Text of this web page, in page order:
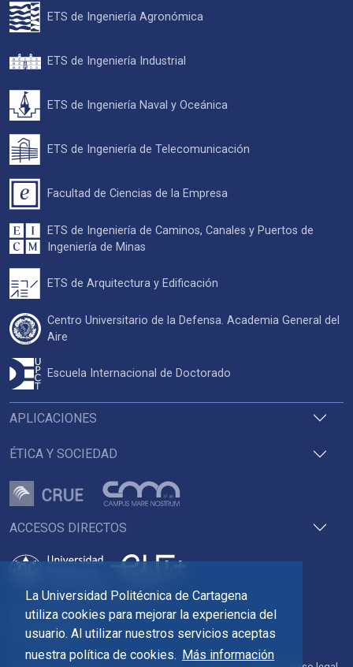
La Universidad Politécnica de Cartagena
utiliza cookies para mejorar la experiencia del
usuario. Al utilizar nuestros servicios aceptas
nuestra política de cookies. Más información
ACCESOS DIRECTOS
Edif. La Milagrosa
C.P. 30202 Cartagena
APLICACIONES
ÉTICA Y SOCIEDAD
ETS de Ingeniería Agronómica
ETS de Ingeniería Industrial
ETS de Ingeniería Naval y Oceánica
ETS de Ingeniería de Telecomunicación
Facultad de Ciencias de la Empresa
ETS de Ingeniería de Caminos, Canales y Puertos de
Ingeniería de Minas
ETS de Arquitectura y Edificación
Centro Universitario de la Defensa. Academia General del
Aire
Escuela Internacional de Doctorado